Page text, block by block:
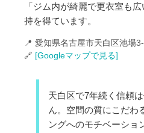
「ジム内が綺麗で更衣室も
持を得ています。
📍 愛知県名古屋市天白区池場
🔗 [Googleマップで見る]
天白区で7年続く信頼
ん。空間の質にこだわ
ングへのモチベーショ